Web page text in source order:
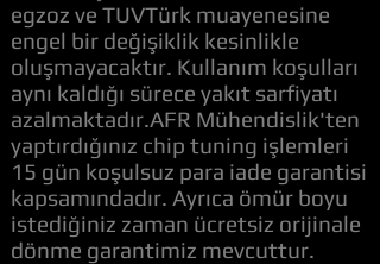
egzoz ve TUVTürk muayenesine
engel bir değişiklik kesinlikle
oluşmayacaktır. Kullanım koşulları
aynı kaldığı sürece yakıt sarfiyatı
azalmaktadır.AFR Mühendislik'ten
yaptırdığınız chip tuning işlemleri
15 gün koşulsuz para iade garantisi
kapsamındadır. Ayrıca ömür boyu
istediğiniz zaman ücretsiz orijinale
dönme garantimiz mevcuttur.